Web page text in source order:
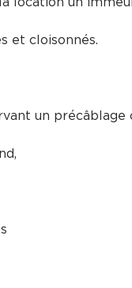
location un
et cloisonnés.
un